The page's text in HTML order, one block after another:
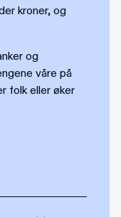
kroner, og
og
våre på
folk eller øker